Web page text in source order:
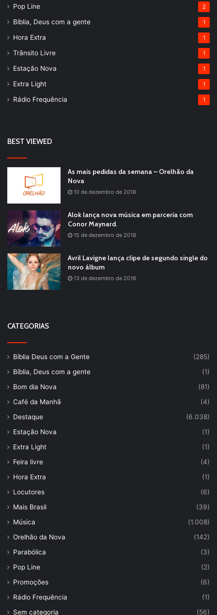
Pop Line 2
Bíblia, Deus com a gente 1
Hora Extra 1
Trânsito Livre 1
Estação Nova 1
Extra Light 1
Rádio Frequência 1
BEST VIEWED
As mais pedidas da semana – Orelhão da
Nova
10 de dezembro de 2018
Alok lança nova música em parceria com
Conor Maynard.
15 de dezembro de 2018
Avril Lavigne lança clipe de segundo single do
novo álbum
13 de dezembro de 2018
CATEGORIAS
Bíblia Deus com a Gente
(285)
Bíblia, Deus com a gente
(1)
Bom dia Nova
(81)
Café da Manhã
(4)
Destaque
(6.038)
Estação Nova
(1)
Extra Light
(1)
Feira livre
(4)
Hora Extra
(1)
Locutores
(6)
Mais Brasil
(39)
Música
(1.008)
Orelhão da Nova
(142)
Parabólica
(3)
Pop Line
(2)
Promoções
(6)
Rádio Frequência
(1)
Sem categoria
(56)